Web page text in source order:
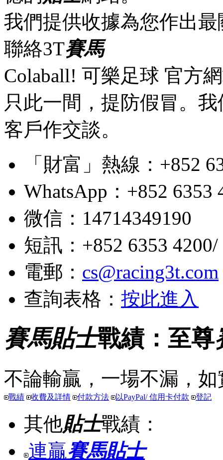
我們提供收據為您作出
聯絡3T賽馬
Colaball! 可樂足球 官方
只此一間，提防假冒。
客戶作交談。
「財富」熱線：+852
WhatsApp：+852 6353
微信：14714349190
短訊：+852 6353
電郵： cs@racing3t.com
查詢表格： 按此進入
賽馬貼士戰績：至尊
不論輸贏，一場不漏，
戰績 收費及詳情 付款方法 以PayPal/ 信用卡付款 登記
其他貼士戰績：
連贏賽馬貼士